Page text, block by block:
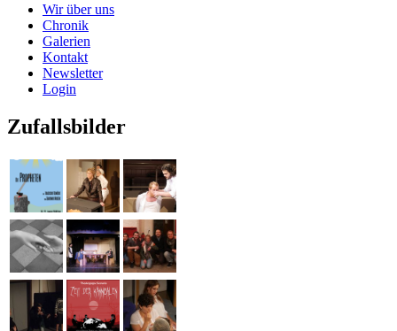
Wir über uns
Chronik
Galerien
Kontakt
Newsletter
Login
Zufallsbilder